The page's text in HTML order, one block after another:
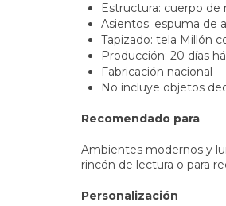
Estructura: cuerpo
Asientos: espuma de
Tapizado: tela Millón
Producción: 20 días
Fabricación nacional
No incluye objetos
Recomendado para
Ambientes modernos y
rincón de lectura o para
Personalización